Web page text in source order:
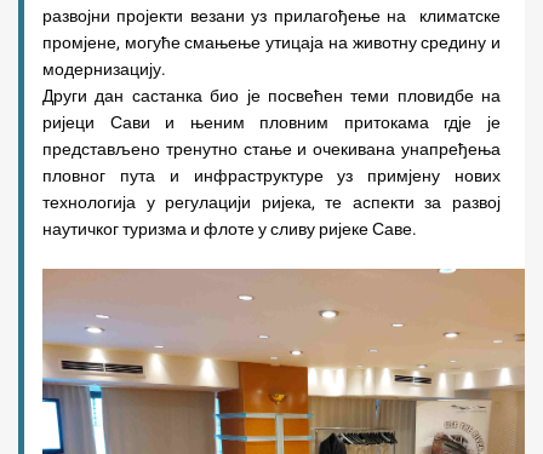
развојни пројекти везани уз прилагођење на климатске
промјене, могуће смањење утицаја на животну средину и
модернизацију.
Други дан састанка био је посвећен теми пловидбе на
ријеци Сави и њеним пловним притокама гдје је
представљено тренутно стање и очекивана унапређења
пловног пута и инфраструктуре уз примјену нових
технологија у регулацији ријека, те аспекти за развој
наутичког туризма и флоте у сливу ријеке Саве.